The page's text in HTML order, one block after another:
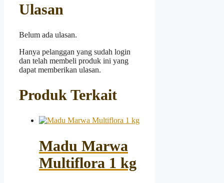
Ulasan
Belum ada ulasan.
Hanya pelanggan yang sudah login
dan telah membeli produk ini yang
dapat memberikan ulasan.
Produk Terkait
Madu Marwa
Multiflora 1 kg